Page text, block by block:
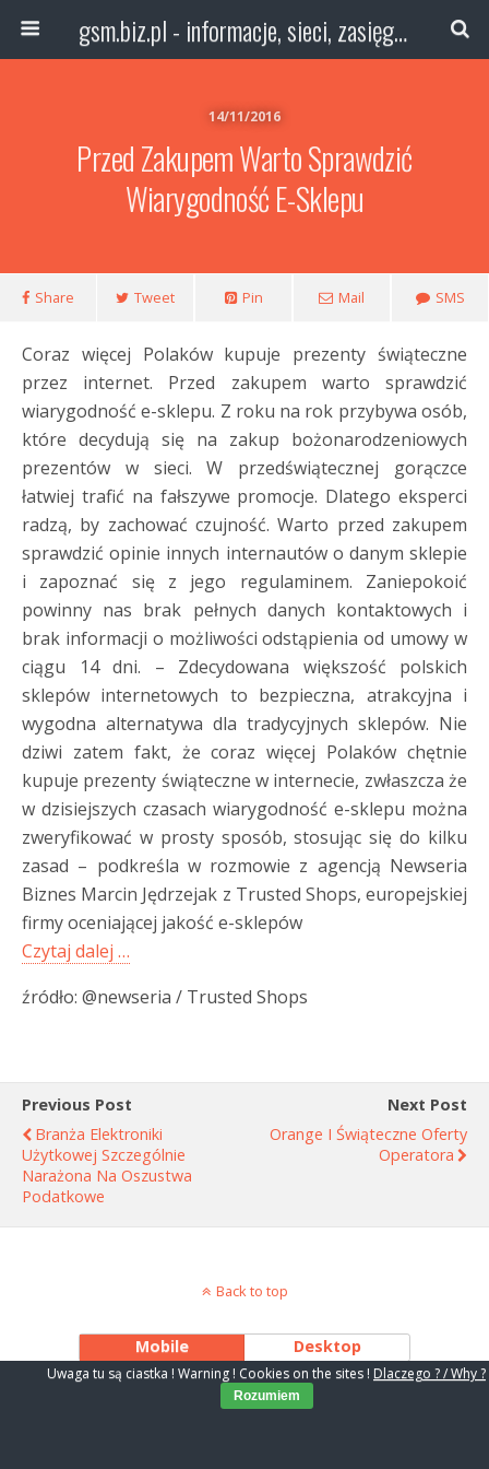
gsm.biz.pl - informacje, sieci, zasięg technologie
14/11/2016
Przed Zakupem Warto Sprawdzić
Wiarygodność E-Sklepu
Share Tweet Pin Mail SMS
Coraz więcej Polaków kupuje prezenty świąteczne
przez internet. Przed zakupem warto sprawdzić
wiarygodność e-sklepu. Z roku na rok przybywa osób,
które decydują się na zakup bożonarodzeniowych
prezentów w sieci. W przedświątecznej gorączce
łatwiej trafić na fałszywe promocje. Dlatego eksperci
radzą, by zachować czujność. Warto przed zakupem
sprawdzić opinie innych internautów o danym sklepie
i zapoznać się z jego regulaminem. Zaniepokoić
powinny nas brak pełnych danych kontaktowych i
brak informacji o możliwości odstąpienia od umowy w
ciągu 14 dni. – Zdecydowana większość polskich
sklepów internetowych to bezpieczna, atrakcyjna i
wygodna alternatywa dla tradycyjnych sklepów. Nie
dziwi zatem fakt, że coraz więcej Polaków chętnie
kupuje prezenty świąteczne w internecie, zwłaszcza że
w dzisiejszych czasach wiarygodność e-sklepu można
zweryfikować w prosty sposób, stosując się do kilku
zasad – podkreśla w rozmowie z agencją Newseria
Biznes Marcin Jędrzejak z Trusted Shops, europejskiej
firmy oceniającej jakość e-sklepów
Czytaj dalej …
źródło: @newseria / Trusted Shops
Previous Post
Branża Elektroniki
Użytkowej Szczególnie
Narażona Na Oszustwa
Podatkowe
Next Post
Orange I Świąteczne Oferty
Operatora
Back to top
Mobile Desktop
Uwaga tu są ciastka ! Warning ! Cookies on the sites ! Dlaczego ? / Why ?
Rozumiem